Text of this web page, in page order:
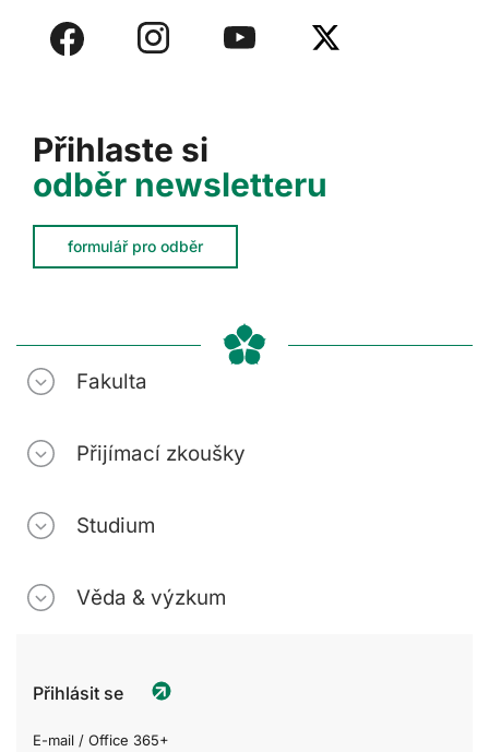
Přihlaste si
odběr newsletteru
formulář pro odběr
Fakulta
Přijímací zkoušky
Studium
Věda & výzkum
Přihlásit se
E-mail / Office 365+